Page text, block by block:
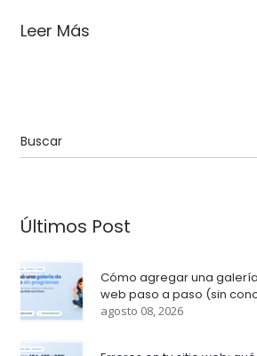
Leer Más
Últimos Post
Cómo agregar una
web paso a paso (sin
agosto 08, 2026